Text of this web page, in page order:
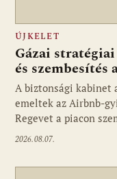
ÚJKELET
Gázai
és szembesítés
A biztonsági kabinet
emeltek az Airbnb-
Regevet a piacon
2026.08.07.